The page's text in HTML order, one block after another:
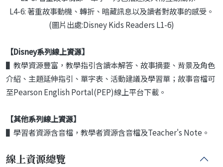
L4-6: 著重故事動機、轉折、暗藏訊息以及讀者對故事的感受。
(圖片出處:Disney Kids Readers L1-6)
【Disney系列線上資源】
▌教學資源豐富，教學指引含讀本解答、故事摘要、背景及角色
介紹、主題延伸指引、單字表、活動建議及學習單；故事音檔可
至Pearson English Portal(PEP)線上平台下載。
【其他系列線上資源】
▌學習者資源含音檔，教學者資源含音檔及Teacher's Note。
線上資源總覽